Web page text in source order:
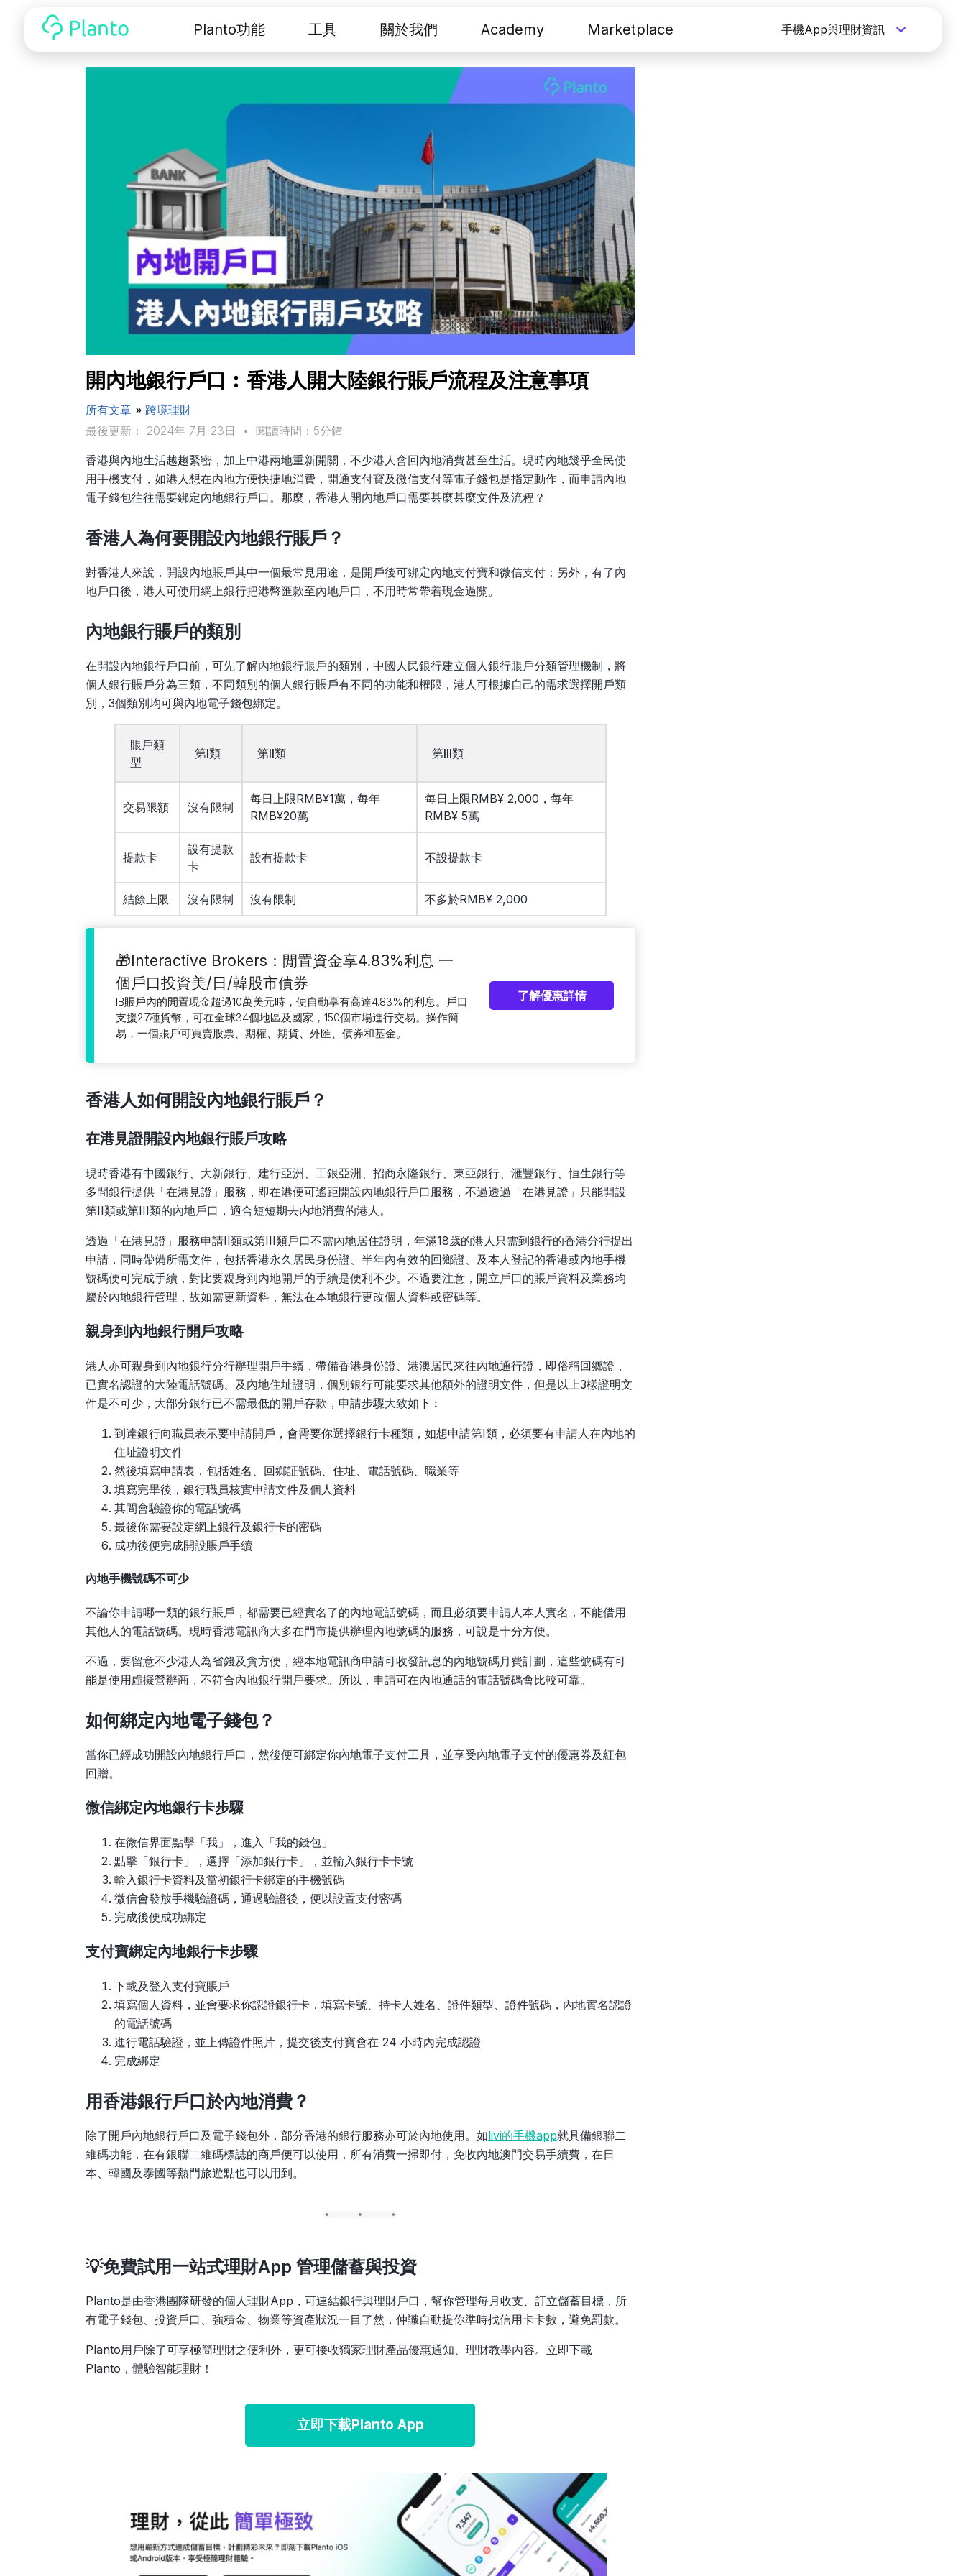
Planto功能 工具 關於我們 Academy Marketplace 手機App與理財資訊
開內地銀行戶口︰香港人開大陸銀行賬戶流程及注意事項
所有文章» 跨境理財
最後更新： 2024年 7月 23日
• 閱讀時間：5分鐘
香港與內地生活越趨緊密，加上中港兩地重新開關，不少港人會回內地消費甚至生活。現時內地幾乎全民使
用手機支付，如港人想在內地方便快捷地消費，開通支付寶及微信支付等電子錢包是指定動作，而申請內地
電子錢包往往需要綁定內地銀行戶口。那麼，香港人開內地戶口需要甚麼甚麼文件及流程？
香港人為何要開設內地銀行賬戶？
對香港人來說，開設內地賬戶其中一個最常見用途，是開戶後可綁定內地支付寶和微信支付；另外，有了內
地戶口後，港人可使用網上銀行把港幣匯款至內地戶口，不用時常帶着現金過關。
內地銀行賬戶的類別
在開設內地銀行戶口前，可先了解內地銀行賬戶的類別，中國人民銀行建立個人銀行賬戶分類管理機制，將
個人銀行賬戶分為三類，不同類別的個人銀行賬戶有不同的功能和權限，港人可根據自己的需求選擇開戶類
別，3個類別均可與內地電子錢包綁定。
賬戶類
型
第I類 第II類 第III類
交易限額 沒有限制
每日上限RMB¥1萬，每年
RMB¥20萬
每日上限RMB¥ 2,000，每年
RMB¥ 5萬
提款卡
設有提款
卡
設有提款卡 不設提款卡
結餘上限 沒有限制 沒有限制 不多於RMB¥ 2,000
🎁Interactive Brokers：閒置資金享4.83%利息 一
個戶口投資美/日/韓股市債券
IB賬戶內的閒置現金超過10萬美元時，便自動享有高達4.83%的利息。戶口
支援27種貨幣，可在全球34個地區及國家，150個市場進行交易。操作簡
易，一個賬戶可買賣股票、期權、期貨、外匯、債券和基金。
了解優惠詳情
香港人如何開設內地銀行賬戶？
在港見證開設內地銀行賬戶攻略
現時香港有中國銀行、大新銀行、建行亞洲、工銀亞洲、招商永隆銀行、東亞銀行、滙豐銀行、恒生銀行等
多間銀行提供「在港見證」服務，即在港便可遙距開設內地銀行戶口服務，不過透過「在港見證」只能開設
第II類或第III類的內地戶口，適合短短期去内地消費的港人。
透過「在港見證」服務申請II類或第III類戶口不需內地居住證明，年滿18歲的港人只需到銀行的香港分行提出
申請，同時帶備所需文件，包括香港永久居民身份證、半年內有效的回鄉證、及本人登記的香港或內地手機
號碼便可完成手續，對比要親身到內地開戶的手續是便利不少。不過要注意，開立戶口的賬戶資料及業務均
屬於內地銀行管理，故如需更新資料，無法在本地銀行更改個人資料或密碼等。
親身到內地銀行開戶攻略
港人亦可親身到內地銀行分行辦理開戶手續，帶備香港身份證、港澳居民來往內地通行證，即俗稱回鄉證，
已實名認證的大陸電話號碼、及內地住址證明，個別銀行可能要求其他額外的證明文件，但是以上3樣證明文
件是不可少，大部分銀行已不需最低的開戶存款，申請步驟大致如下︰
到達銀行向職員表示要申請開戶，會需要你選擇銀行卡種類，如想申請第I類，必須要有申請人在內地的
住址證明文件
然後填寫申請表，包括姓名、回鄉証號碼、住址、電話號碼、職業等
填寫完畢後，銀行職員核實申請文件及個人資料
其間會驗證你的電話號碼
最後你需要設定網上銀行及銀行卡的密碼
成功後便完成開設賬戶手續
內地手機號碼不可少
不論你申請哪一類的銀行賬戶，都需要已經實名了的內地電話號碼，而且必須要申請人本人實名，不能借用
其他人的電話號碼。現時香港電訊商大多在門市提供辦理內地號碼的服務，可說是十分方便。
不過，要留意不少港人為省錢及貪方便，經本地電訊商申請可收發訊息的內地號碼月費計劃，這些號碼有可
能是使用虛擬營辦商，不符合內地銀行開戶要求。所以，申請可在內地通話的電話號碼會比較可靠。
如何綁定內地電子錢包？
當你已經成功開設內地銀行戶口，然後便可綁定你內地電子支付工具，並享受內地電子支付的優惠券及紅包
回贈。
微信綁定內地銀行卡步驟
在微信界面點擊「我」，進入「我的錢包」
點擊「銀行卡」，選擇「添加銀行卡」，並輸入銀行卡卡號
輸入銀行卡資料及當初銀行卡綁定的手機號碼
微信會發放手機驗證碼，通過驗證後，便以設置支付密碼
完成後便成功綁定
支付寶綁定內地銀行卡步驟
下載及登入支付寶賬戶
填寫個人資料，並會要求你認證銀行卡，填寫卡號、持卡人姓名、證件類型、證件號碼，內地實名認證
的電話號碼
進行電話驗證，並上傳證件照片，提交後支付寶會在 24 小時內完成認證
完成綁定
用香港銀行戶口於內地消費？
除了開戶內地銀行戶口及電子錢包外，部分香港的銀行服務亦可於內地使用。如livi的手機app就具備銀聯二
維碼功能，在有銀聯二維碼標誌的商戶便可以使用，所有消費一掃即付，免收內地澳門交易手續費，在日
本、韓國及泰國等熱門旅遊點也可以用到。
💡免費試用一站式理財App 管理儲蓄與投資
Planto是由香港團隊研發的個人理財App，可連結銀行與理財戶口，幫你管理每月收支、訂立儲蓄目標，所
有電子錢包、投資戶口、強積金、物業等資產狀況一目了然，仲識自動提你準時找信用卡卡數，避免罰款。
Planto用戶除了可享極簡理財之便利外，更可接收獨家理財產品優惠通知、理財教學內容。立即下載
Planto，體驗智能理財！
立即下載Planto App